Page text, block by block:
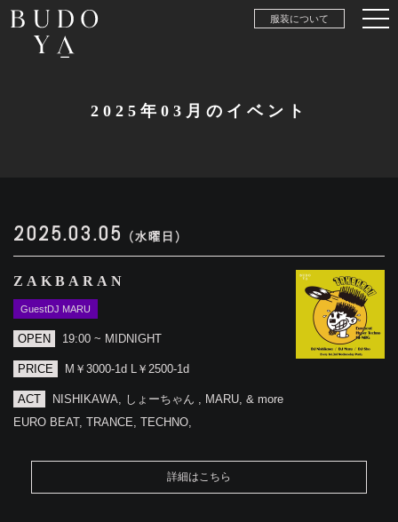
服装について
2025年03月のイベント
2025.03.05 (水曜日)
ZAKBARAN
GuestDJ MARU
OPEN 19:00 ~ MIDNIGHT
PRICE M￥3000-1d L￥2500-1d
ACT
NISHIKAWA, しょーちゃん , MARU, & more
EURO BEAT, TRANCE, TECHNO,
詳細はこちら